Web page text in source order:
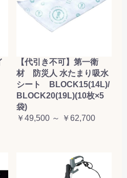
【代引き不可】第一衛
材 防災人 水たまり吸水
シート BLOCK15(14L)/
BLOCK20(19L)(10枚×5
袋)
￥49,500 ～ ￥62,700